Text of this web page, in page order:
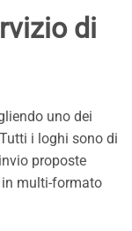
di
uno dei
i loghi sono di
proposte
multi-formato